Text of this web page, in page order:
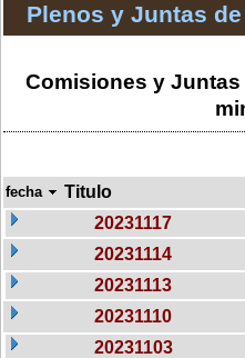
Plenos y Juntas
Comisiones y
fecha Titulo
20231117
20231114
20231113
20231110
20231103